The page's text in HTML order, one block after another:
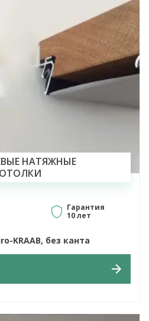
НАТЯЖНЫЕ
Гарантия
10 лет
KRAAB, без канта